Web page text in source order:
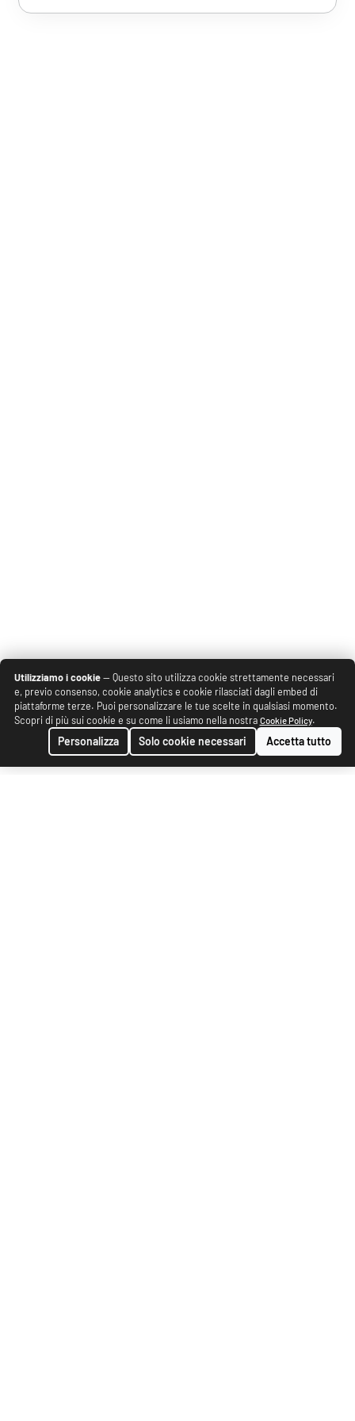
Utilizziamo i cookie— Questo sito utilizza cookie strettamente necessari
e, previo consenso, cookie analytics e cookie rilasciati dagli embed di
piattaforme terze. Puoi personalizzare le tue scelte in qualsiasi momento.
Scopri di più sui cookie e su come li usiamo nella nostra Cookie Policy.
Personalizza Solo cookie necessari Accetta tutto